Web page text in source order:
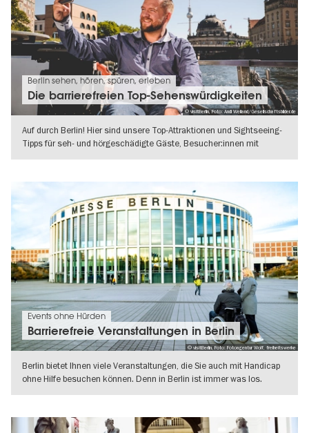
© visitBerlin, Foto: Andi Weiland/Gesellschaftsbilder.de
Berlin sehen, hören, spüren, erleben
Die barrierefreien Top-Sehenswürdigkeiten
Auf durch Berlin! Hier sind unsere Top-Attraktionen und Sightseeing-
Tipps für seh- und hörgeschädigte Gäste, Besucher:innen mit
© visitBerlin, Foto: Fotoagentur Wolf, freiheitswerke
Events ohne Hürden
Barrierefreie Veranstaltungen in Berlin
Berlin bietet Ihnen viele Veranstaltungen, die Sie auch mit Handicap
ohne Hilfe besuchen können. Denn in Berlin ist immer was los.